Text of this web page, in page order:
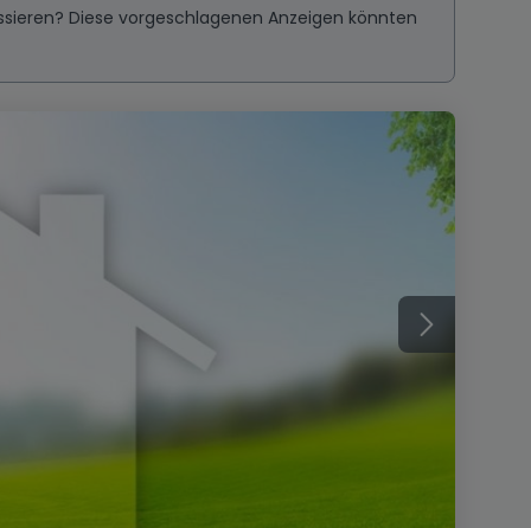
Diese vorgeschlagenen Anzeigen könnten